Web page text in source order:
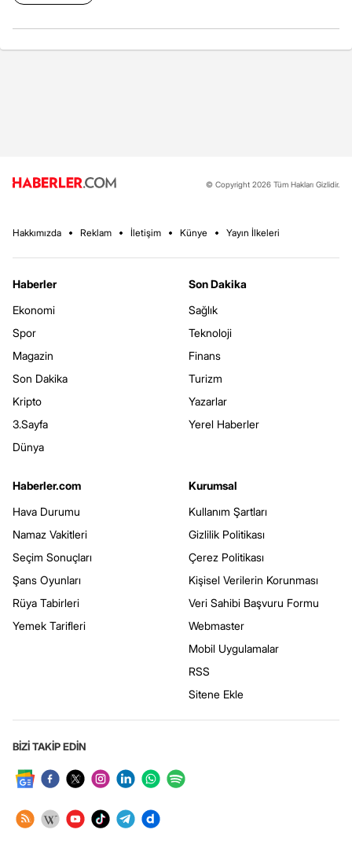
© Copyright 2026 Tüm Hakları Gizlidir.
Hakkımızda Reklam İletişim Künye Yayın İlkeleri
Haberler
Ekonomi
Spor
Magazin
Son Dakika
Kripto
3.Sayfa
Dünya
Son Dakika
Sağlık
Teknoloji
Finans
Turizm
Yazarlar
Yerel Haberler
Haberler.com
Hava Durumu
Namaz Vakitleri
Seçim Sonuçları
Şans Oyunları
Rüya Tabirleri
Yemek Tarifleri
Kurumsal
Kullanım Şartları
Gizlilik Politikası
Çerez Politikası
Kişisel Verilerin Korunması
Veri Sahibi Başvuru Formu
Webmaster
Mobil Uygulamalar
RSS
Sitene Ekle
BİZİ TAKİP EDİN